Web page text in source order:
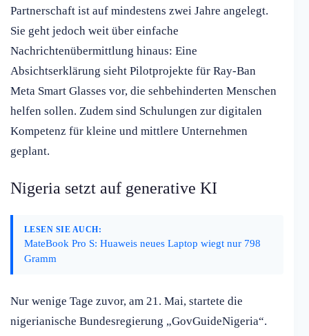
Partnerschaft ist auf mindestens zwei Jahre angelegt.
Sie geht jedoch weit über einfache
Nachrichtenübermittlung hinaus: Eine
Absichtserklärung sieht Pilotprojekte für Ray-Ban
Meta Smart Glasses vor, die sehbehinderten Menschen
helfen sollen. Zudem sind Schulungen zur digitalen
Kompetenz für kleine und mittlere Unternehmen
geplant.
Nigeria setzt auf generative KI
LESEN SIE AUCH:
MateBook Pro S: Huaweis neues Laptop wiegt nur 798
Gramm
Nur wenige Tage zuvor, am 21. Mai, startete die
nigerianische Bundesregierung „GovGuideNigeria“.